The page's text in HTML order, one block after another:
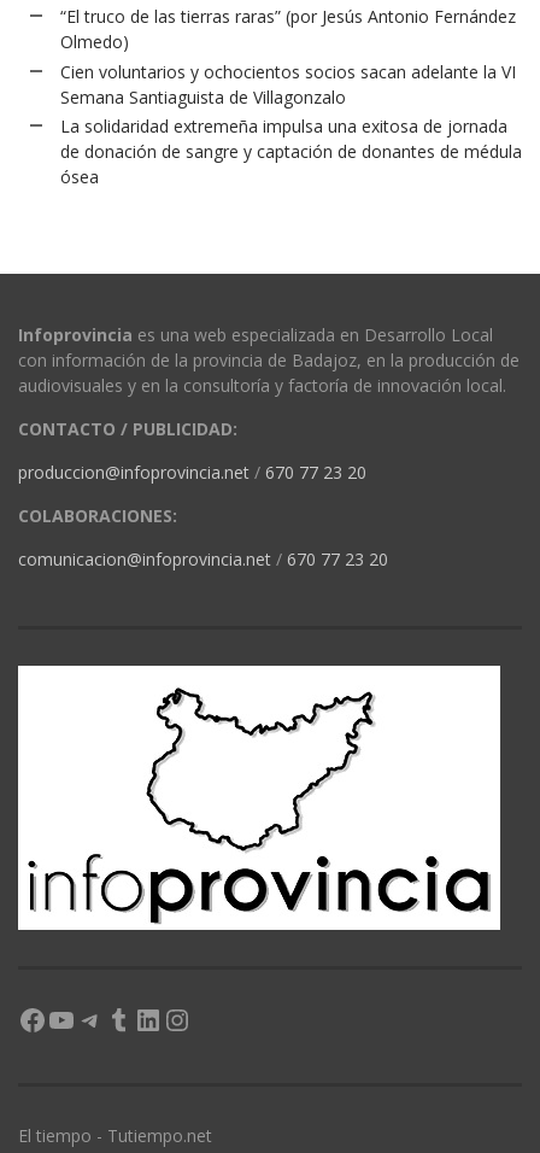
“El truco de las tierras raras” (por Jesús Antonio Fernández
Olmedo)
Cien voluntarios y ochocientos socios sacan adelante la VI
Semana Santiaguista de Villagonzalo
La solidaridad extremeña impulsa una exitosa de jornada
de donación de sangre y captación de donantes de médula
ósea
Infoprovincia es una web especializada en Desarrollo Local
con información de la provincia de Badajoz, en la producción de
audiovisuales y en la consultoría y factoría de innovación local.
CONTACTO / PUBLICIDAD:
produccion@infoprovincia.net / 670 77 23 20
COLABORACIONES:
comunicacion@infoprovincia.net / 670 77 23 20
Facebook
YouTube
Telegram
Tumblr
LinkedIn
Instagram
El tiempo - Tutiempo.net